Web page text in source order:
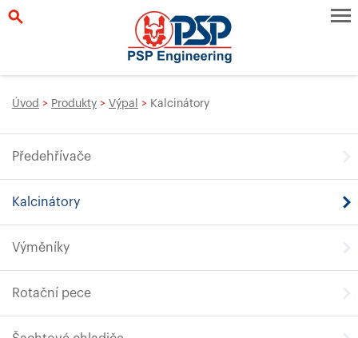
Úvod > Produkty > Výpal > Kalcinátory
Předehřívače
Kalcinátory
Výměníky
Rotační pece